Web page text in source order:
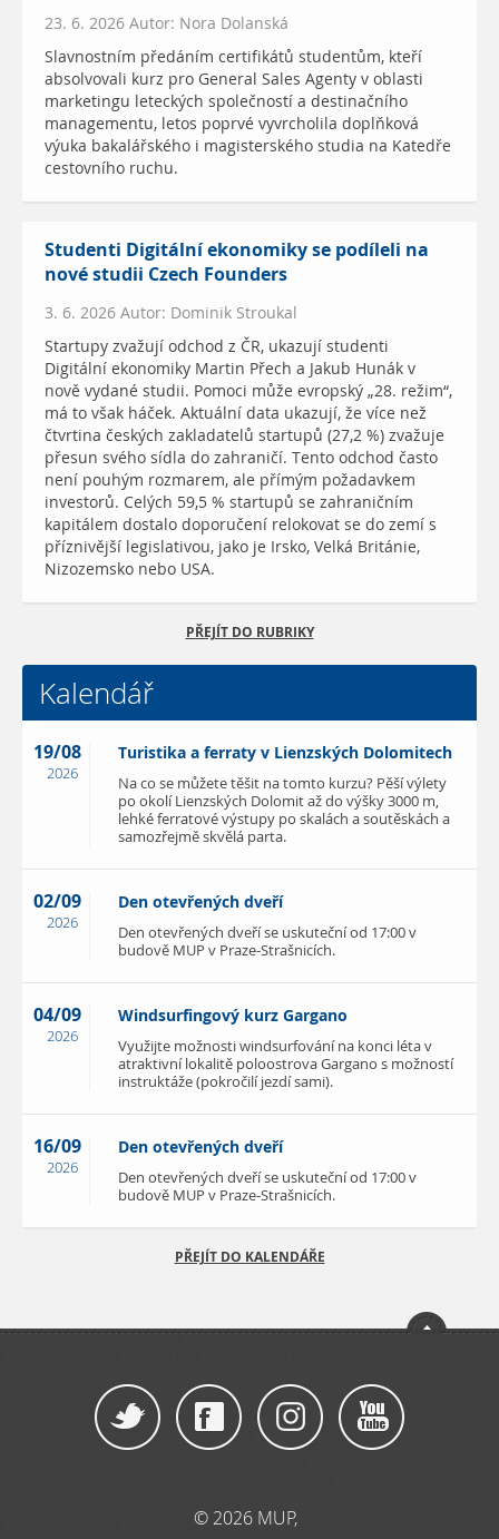
23. 6. 2026 Autor: Nora Dolanská
Slavnostním předáním certifikátů studentům, kteří
absolvovali kurz pro General Sales Agenty v oblasti
marketingu leteckých společností a destinačního
managementu, letos poprvé vyvrcholila doplňková
výuka bakalářského i magisterského studia na Katedře
cestovního ruchu.
Studenti Digitální ekonomiky se podíleli na
nové studii Czech Founders
3. 6. 2026 Autor: Dominik Stroukal
Startupy zvažují odchod z ČR, ukazují studenti
Digitální ekonomiky Martin Přech a Jakub Hunák v
nově vydané studii. Pomoci může evropský „28. režim“,
má to však háček. Aktuální data ukazují, že více než
čtvrtina českých zakladatelů startupů (27,2 %) zvažuje
přesun svého sídla do zahraničí. Tento odchod často
není pouhým rozmarem, ale přímým požadavkem
investorů. Celých 59,5 % startupů se zahraničním
kapitálem dostalo doporučení relokovat se do zemí s
příznivější legislativou, jako je Irsko, Velká Británie,
Nizozemsko nebo USA.
PŘEJÍT DO RUBRIKY
Kalendář
19/08
2026
Turistika a ferraty v Lienzských Dolomitech
Na co se můžete těšit na tomto kurzu? Pěší výlety
po okolí Lienzských Dolomit až do výšky 3000 m,
lehké ferratové výstupy po skalách a soutěskách a
samozřejmě skvělá parta.
02/09
2026
Den otevřených dveří
Den otevřených dveří se uskuteční od 17:00 v
budově MUP v Praze-Strašnicích.
04/09
2026
Windsurfingový kurz Gargano
Využijte možnosti windsurfování na konci léta v
atraktivní lokalitě poloostrova Gargano s možností
instruktáže (pokročilí jezdí sami).
16/09
2026
Den otevřených dveří
Den otevřených dveří se uskuteční od 17:00 v
budově MUP v Praze-Strašnicích.
PŘEJÍT DO KALENDÁŘE
© 2026 MUP,